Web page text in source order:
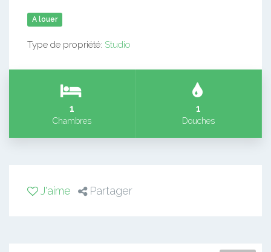
A louer
Type de propriété: Studio
1
Chambres
1
Douches
J'aime Partager